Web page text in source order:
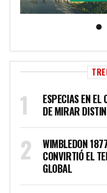
ESPECIAS EN EL
DE MIRAR
WIMBLEDON
CONVIRTIÓ EL
GLOBAL